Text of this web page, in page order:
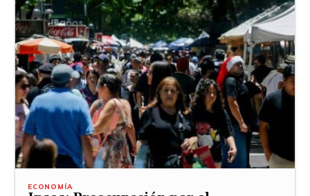
ECONOMÍA